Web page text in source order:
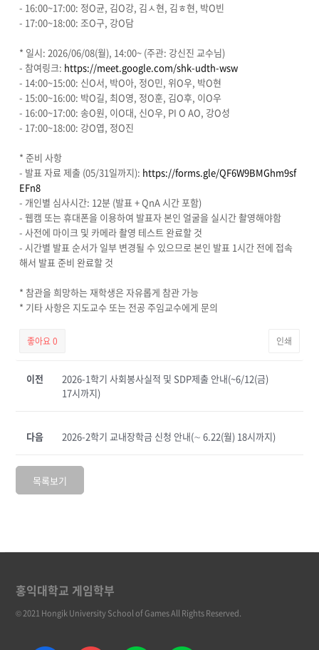
- 16:00~17:00: 정O균, 김O강, 김ㅅ현, 김ㅎ현, 박O빈
- 17:00~18:00: 조O구, 강O담
* 일시: 2026/06/08(월), 14:00~ (주관: 강신진 교수님)
- 참여링크: https://meet.google.com/shk-udth-wsw
- 14:00~15:00: 신O서, 박O아, 정O민, 위O우, 박O현
- 15:00~16:00: 박O길, 최O영, 정O훈, 김O후, 이O우
- 16:00~17:00: 송O원, 이O대, 신O우, PI O AO, 강O성
- 17:00~18:00: 강O엽, 정O진
* 준비 사항
- 발표 자료 제출 (05/31일까지): https://forms.gle/QF6W9BMGhm9sf
EFn8
- 개인별 심사시간: 12분 (발표 + QnA 시간 포함)
- 웹캠 또는 휴대폰을 이용하여 발표자 본인 얼굴을 실시간 촬영해야함
- 사전에 마이크 및 카메라 촬영 테스트 완료할 것
- 시간별 발표 순서가 일부 변경될 수 있으므로 본인 발표 1시간 전에 접속
해서 발표 준비 완료할 것
* 참관을 희망하는 재학생은 자유롭게 참관 가능
* 기타 사항은 지도교수 또는 전공 주임교수에게 문의
좋아요0 인쇄
이전
2026-1학기 사회봉사실적 및 SDP제출 안내(~6/12(금)
17시까지)
2026-2학기 교내장학금 신청 안내(∼ 6.22(월) 18시까지)
다음
목록보기
홍익대학교 게임학부
© 2021 Hongik University School of Games All Rights Reserved.